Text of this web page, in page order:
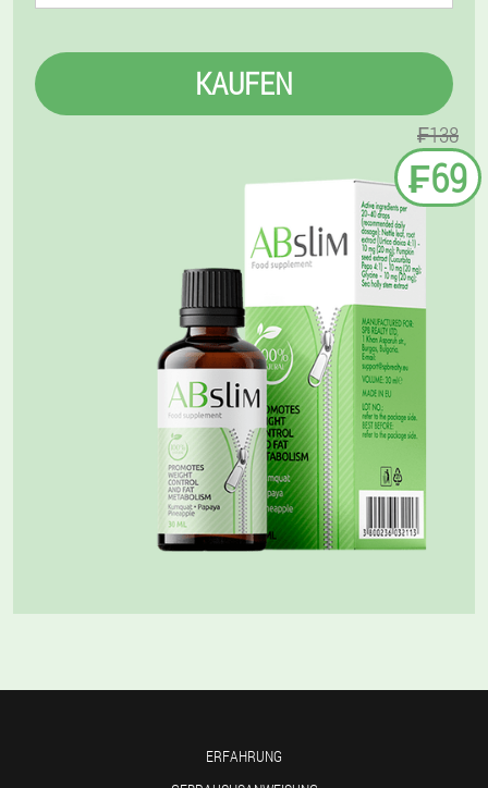
KAUFEN
₣138
₣69
ERFAHRUNG